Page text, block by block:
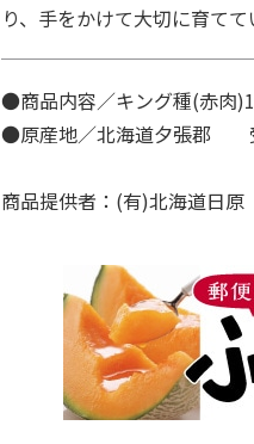
り、手をかけて大切に育てて
●商品内容／キング種(赤肉
●原産地／北海道夕張郡
商品提供者：(有)北海道日